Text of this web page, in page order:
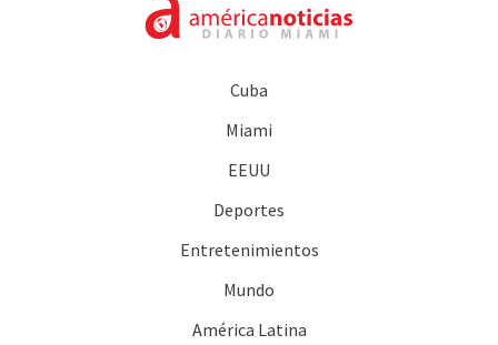
Cuba
Miami
EEUU
Deportes
Entretenimientos
Mundo
América Latina